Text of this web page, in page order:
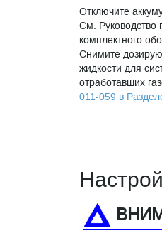
Отключите
См. Руководство
комплектного
Снимите
жидкости для
отработавших
011-059 в